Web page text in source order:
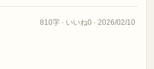
810字 · いいね0 · 2026/02/10